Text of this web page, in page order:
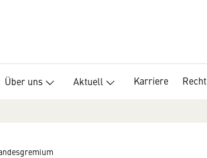
Über uns Aktuell Karriere Recht